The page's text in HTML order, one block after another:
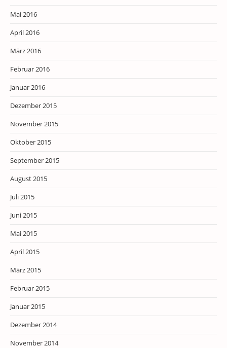
Mai 2016
April 2016
März 2016
Februar 2016
Januar 2016
Dezember 2015
November 2015
Oktober 2015
September 2015
August 2015
Juli 2015
Juni 2015
Mai 2015
April 2015
März 2015
Februar 2015
Januar 2015
Dezember 2014
November 2014